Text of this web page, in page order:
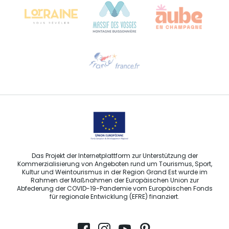
Sprechen Sie uns per E-Mail an
Das Projekt der Internetplattform zur Unterstützung der
Kommerzialisierung von Angeboten rund um Tourismus, Sport,
Kultur und Weintourismus in der Region Grand Est wurde im
Rahmen der Maßnahmen der Europäischen Union zur
Abfederung der COVID-19-Pandemie vom Europäischen Fonds
für regionale Entwicklung (EFRE) finanziert.